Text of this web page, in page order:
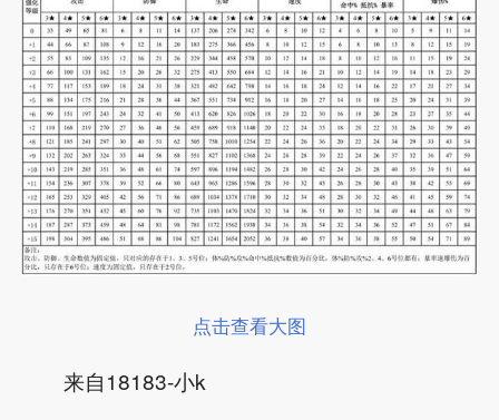
点击查看大图
来自18183-小k